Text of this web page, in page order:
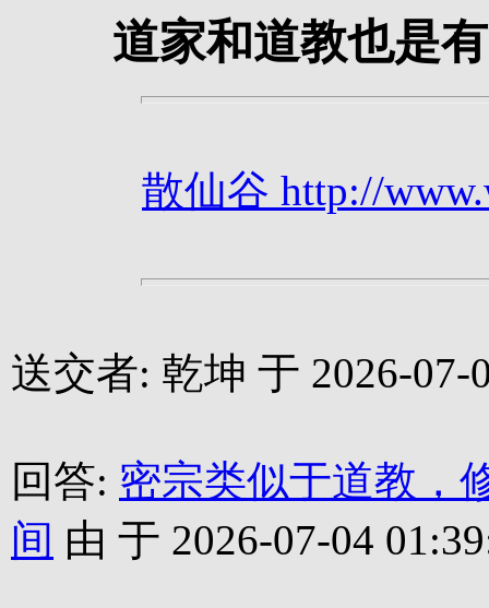
道家和道教也是
散仙谷 http://
送交者: 乾坤 于 2026-07-
回答: 密宗类似于道教，
间 由 于 2026-07-04